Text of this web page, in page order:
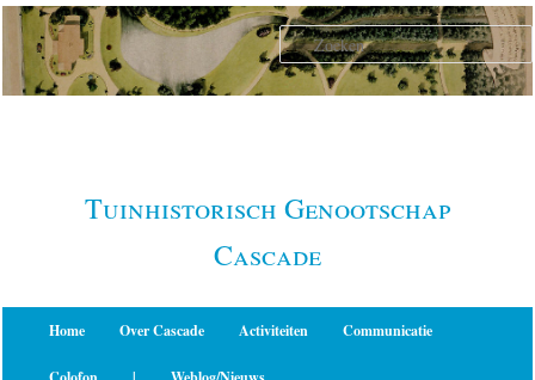
Spring
naar
primaire
Tuinhistorisch Genootschap
Cascade
Home Over Cascade Activiteiten Communicatie